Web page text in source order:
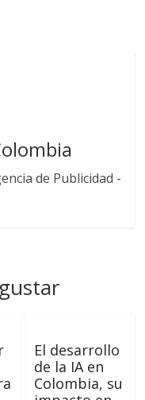
de Publicidad -
El desarrollo
de la IA en
Colombia, su